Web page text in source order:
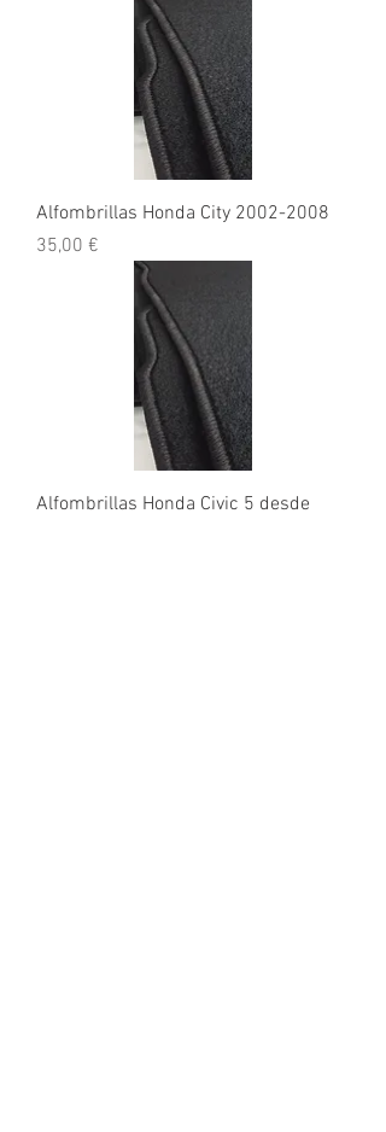
Alfombrillas Honda City 2002-2008
Precio
35,00 €
Alfombrillas Honda Civic 5 desde